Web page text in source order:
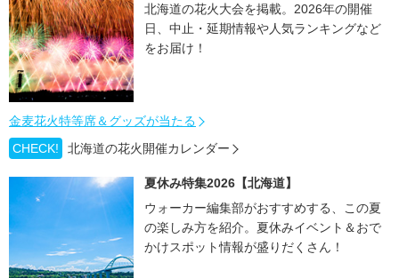
北海道の花火大会を掲載。2026年の開催
日、中止・延期情報や人気ランキングなど
をお届け！
金麦花火特等席＆グッズが当たる
CHECK!
北海道の花火開催カレンダー
夏休み特集2026【北海道】
ウォーカー編集部がおすすめする、この夏
の楽しみ方を紹介。夏休みイベント＆おで
かけスポット情報が盛りだくさん！